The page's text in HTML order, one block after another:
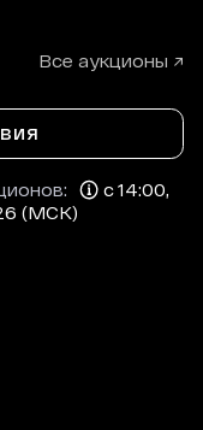
Все аукционы ↗
с 14:00,
(МСК)